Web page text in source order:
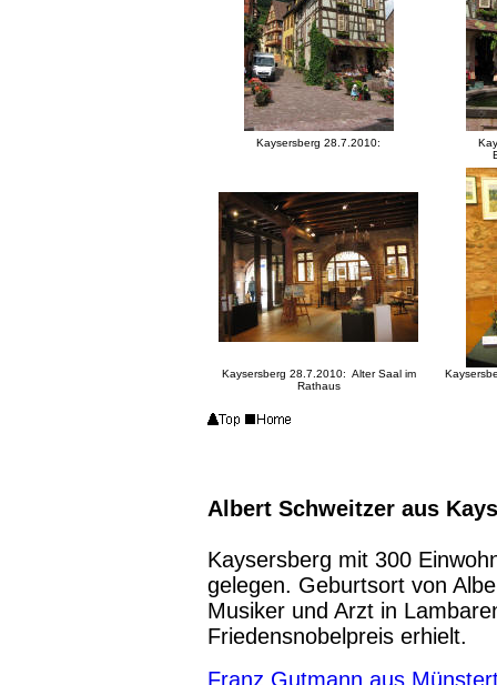
Kaysersberg 28.7.2010:
Kaysersberg 28.7.2010: Alter Saal im
Rathaus
Albert Schweitzer aus
Kaysersberg mit 300
gelegen. Geburtsort von
Musiker und Arzt in
Friedensnobelpreis erhielt.
Franz Gutmann aus